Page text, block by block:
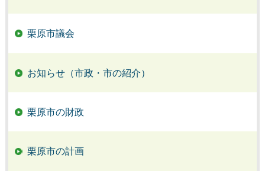
栗原市議会
お知らせ（市政・市の紹介）
栗原市の財政
栗原市の計画